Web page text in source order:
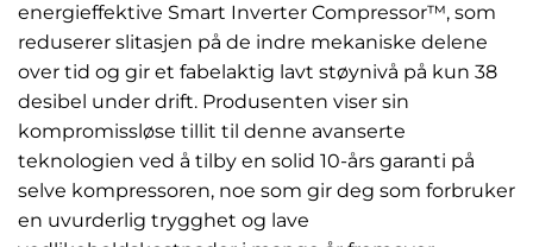
energieffektive Smart Inverter Compressor™, som
reduserer slitasjen på de indre mekaniske delene
over tid og gir et fabelaktig lavt støynivå på kun 38
desibel under drift. Produsenten viser sin
kompromissløse tillit til denne avanserte
teknologien ved å tilby en solid 10-års garanti på
selve kompressoren, noe som gir deg som forbruker
en uvurderlig trygghet og lave